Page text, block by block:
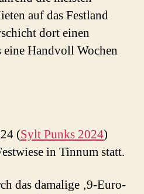
auf das Festland
dort einen
eine Handvoll Wochen
(Sylt Punks 2024)
in Tinnum statt.
das damalige ‚9-Euro-